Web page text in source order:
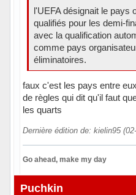
l'UEFA désignait le pays
qualifiés pour les demi-
avec la qualification
comme pays
éliminatoires.
faux c'est les pays entre
de règles qui dit qu'il faut
les quarts
Dernière édition de: kielin95
Go ahead, make my day
Hors ligne
Puchkin